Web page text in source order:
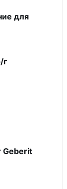
для
г
Geberit